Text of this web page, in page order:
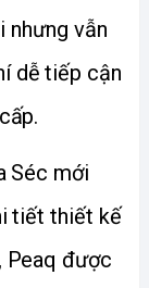
nhưng vẫn
dễ tiếp cận
Séc mới
tiết thiết kế
Peaq được